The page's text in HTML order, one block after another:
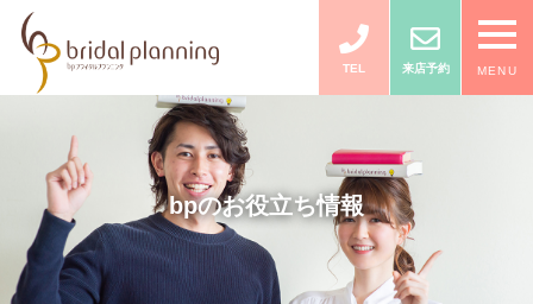
TEL 来店予約 MENU
bpのお役立ち情報